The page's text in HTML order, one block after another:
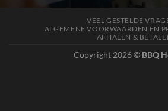
VEEL GESTELDE
ALGEMENE VOORWAARDEN EN
AFHALEN &
Copyright 2026 © BBQ